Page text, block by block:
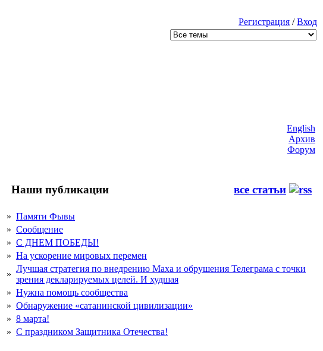
Регистрация /Вход
English
Архив
Форум
Наши публикации все статьи
» Памяти Фывы
» Сообщение
» С ДНЕМ ПОБЕДЫ!
» На ускорение мировых перемен
»
Лучшая стратегия по внедрению Маха и обрушения Телеграма с точки
зрения декларируемых целей. И худшая
» Нужна помощь сообщества
» Обнаружение «сатанинской цивилизации»
» 8 марта!
» С праздником Защитника Отечества!